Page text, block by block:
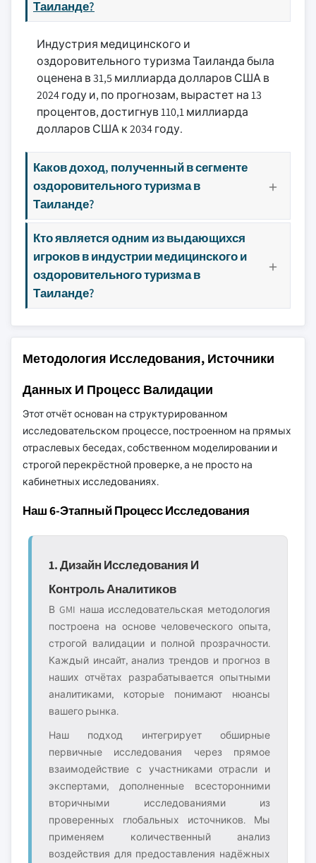
Таиланде?
Индустрия медицинского и
оздоровительного туризма Таиланда была
оценена в 31,5 миллиарда долларов США в
2024 году и, по прогнозам, вырастет на 13
процентов, достигнув 110,1 миллиарда
долларов США к 2034 году.
Каков доход, полученный в сегменте
оздоровительного туризма в
Таиланде?
Кто является одним из выдающихся
игроков в индустрии медицинского и
оздоровительного туризма в
Таиланде?
Методология Исследования, Источники
Данных И Процесс Валидации
Этот отчёт основан на структурированном
исследовательском процессе, построенном на прямых
отраслевых беседах, собственном моделировании и
строгой перекрёстной проверке, а не просто на
кабинетных исследованиях.
Наш 6-Этапный Процесс Исследования
1. Дизайн Исследования И
Контроль Аналитиков
В GMI наша исследовательская методология
построена на основе человеческого опыта,
строгой валидации и полной прозрачности.
Каждый инсайт, анализ трендов и прогноз в
наших отчётах разрабатывается опытными
аналитиками, которые понимают нюансы
вашего рынка.
Наш подход интегрирует обширные
первичные исследования через прямое
взаимодействие с участниками отрасли и
экспертами, дополненные всесторонними
вторичными исследованиями из
проверенных глобальных источников. Мы
применяем количественный анализ
воздействия для предоставления надёжных